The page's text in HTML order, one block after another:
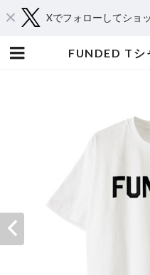
Xでフォローしてショ